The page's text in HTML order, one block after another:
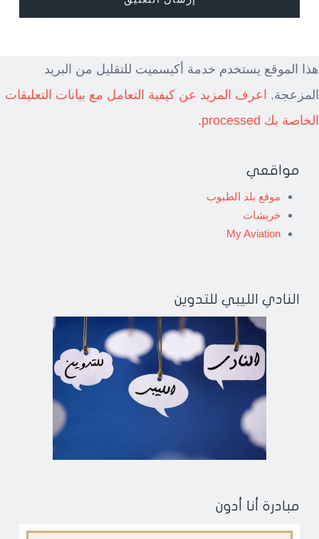
هذا الموقع يستخدم خدمة أكيسميت للتقليل من البريد
المزعجة.
اعرف المزيد عن كيفية التعامل مع بيانات التعليقات
الخاصة بك processed
.
مواقعي
موقع بلد الطيوب
خربشات
My Aviation
النادي الليبي للتدوين
مبادرة أنا أدون